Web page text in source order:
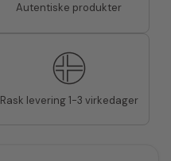
Autentiske produkter
Rask levering 1-3 virkedager